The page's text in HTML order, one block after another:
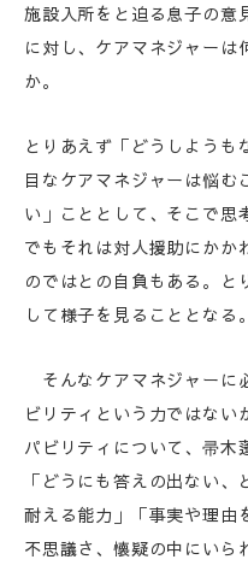
施設入所をと迫る息子の意
に対し、ケアマネジャーは
か。
とりあえず「どうしようも
目なケアマネジャーは悩む
い」こととして、そこで思
でもそれは対人援助にかか
のではとの自負もある。と
して様子を見ることとなる。
そんなケアマネジャーに
ビリティという力ではない
パビリティについて、帚木
「どうにも答えの出ない
耐える能力」「事実や理由
不思議さ、懐疑の中にいら